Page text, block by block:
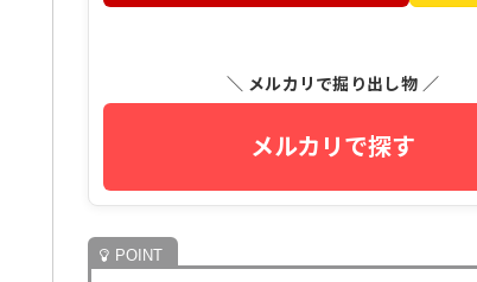
＼ メルカリで掘り出し物 ／
メルカリで探す